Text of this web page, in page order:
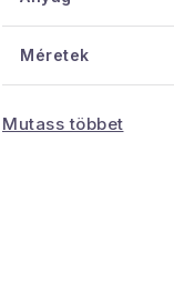
Méretek
Kötelező
tulajdonságok
Mutass többet